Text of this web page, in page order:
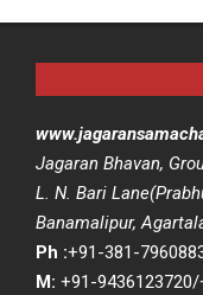
Jagaran Bhavan,
L. N. Bari
Banamalipur,
Ph :+91-381-
M: +91-